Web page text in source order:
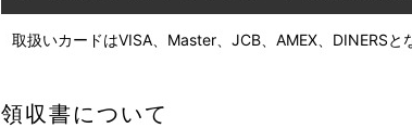
取扱いカードはVISA、Master、JCB、AMEX、DINERSと
領収書について